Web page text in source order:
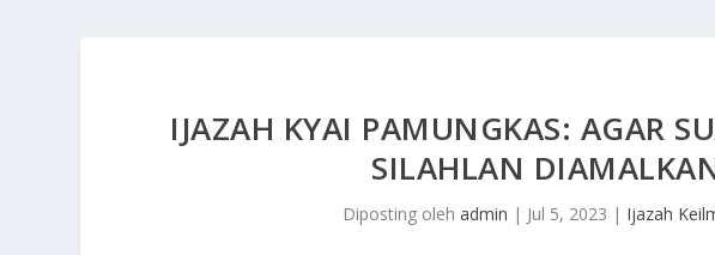
IJAZAH KYAI PAMUNGKAS: AGAR
SILAHLAN
Diposting olehadmin | Jul 5, 2023 | Ijazah